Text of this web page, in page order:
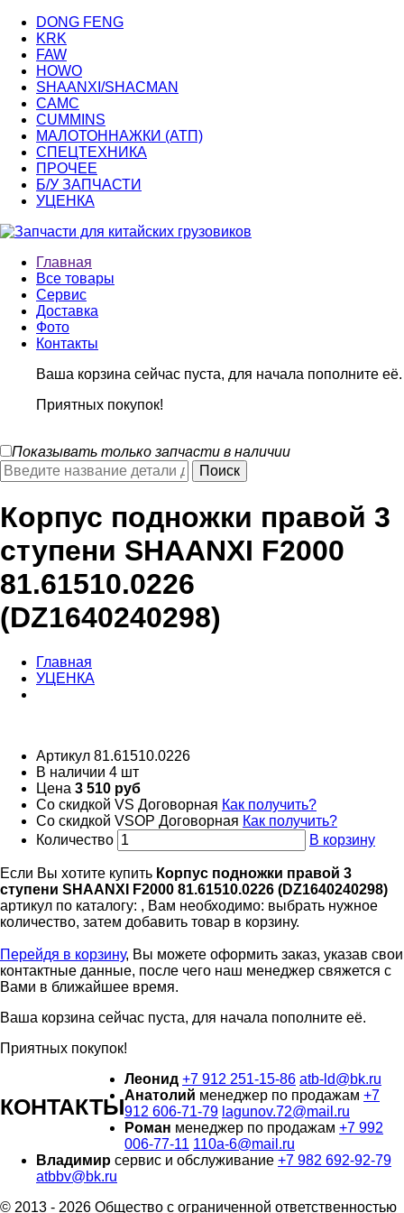
DONG FENG
KRK
FAW
HOWO
SHAANXI/SHACMAN
CAMC
CUMMINS
МАЛОТОННАЖКИ (АТП)
СПЕЦТЕХНИКА
ПРОЧЕЕ
Б/У ЗАПЧАСТИ
УЦЕНКА
Главная
Все товары
Сервис
Доставка
Фото
Контакты
Ваша корзина сейчас пуста, для начала пополните её.
Приятных покупок!
Показывать только запчасти в наличии
Корпус подножки правой 3
ступени SHAANXI F2000
81.61510.0226
(DZ1640240298)
Главная
УЦЕНКА
Артикул 81.61510.0226
В наличии 4 шт
Цена 3 510 руб
Со скидкой VS Договорная Как получить?
Со скидкой VSOP Договорная Как получить?
Количество
В корзину
Если Вы хотите купить Корпус подножки правой 3
ступени SHAANXI F2000 81.61510.0226 (DZ1640240298)
артикул по каталогу: , Вам необходимо: выбрать нужное
количество, затем добавить товар в корзину.
Перейдя в корзину, Вы можете оформить заказ, указав свои
контактные данные, после чего наш менеджер свяжется с
Вами в ближайшее время.
Ваша корзина сейчас пуста, для начала пополните её.
Приятных покупок!
КОНТАКТЫ
Леонид +7 912 251-15-86 atb-ld@bk.ru
Анатолий менеджер по продажам +7
912 606-71-79 lagunov.72@mail.ru
Роман менеджер по продажам +7 992
006-77-11 110a-6@mail.ru
Владимир сервис и обслуживание +7 982 692-92-79
atbbv@bk.ru
© 2013 - 2026 Общество с ограниченной ответственностью